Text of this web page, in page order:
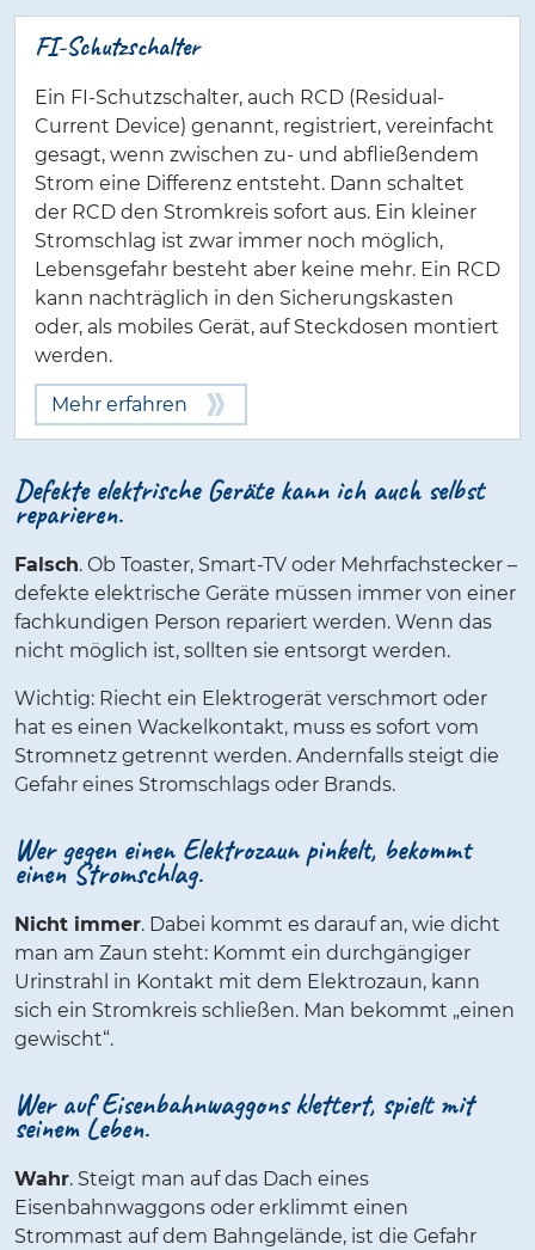
FI-Schutzschalter
Ein FI-Schutzschalter, auch RCD (Residual-
Current Device) genannt, registriert, vereinfacht
gesagt, wenn zwischen zu- und abfließendem
Strom eine Differenz entsteht. Dann schaltet
der RCD den Stromkreis sofort aus. Ein kleiner
Stromschlag ist zwar immer noch möglich,
Lebensgefahr besteht aber keine mehr. Ein RCD
kann nachträglich in den Sicherungskasten
oder, als mobiles Gerät, auf Steckdosen montiert
werden.
Mehr erfahren
Defekte elektrische Geräte kann ich auch selbst
reparieren.
Falsch. Ob Toaster, Smart-TV oder Mehrfachstecker –
defekte elektrische Geräte müssen immer von einer
fachkundigen Person repariert werden. Wenn das
nicht möglich ist, sollten sie entsorgt werden.
Wichtig: Riecht ein Elektrogerät verschmort oder
hat es einen Wackelkontakt, muss es sofort vom
Stromnetz getrennt werden. Andernfalls steigt die
Gefahr eines Stromschlags oder Brands.
Wer gegen einen Elektrozaun pinkelt, bekommt
einen Stromschlag.
Nicht immer. Dabei kommt es darauf an, wie dicht
man am Zaun steht: Kommt ein durchgängiger
Urinstrahl in Kontakt mit dem Elektrozaun, kann
sich ein Stromkreis schließen. Man bekommt „einen
gewischt“.
Wer auf Eisenbahnwaggons klettert, spielt mit
seinem Leben.
Wahr. Steigt man auf das Dach eines
Eisenbahnwaggons oder erklimmt einen
Strommast auf dem Bahngelände, ist die Gefahr